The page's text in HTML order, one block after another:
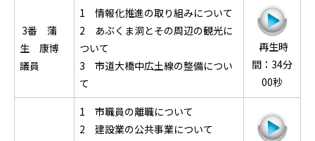
3番 蒲
生 康博
議員
1 情報化推進の取り組みについて
2 あぶくま洞とその周辺の観光に
ついて
3 市道大橋中広土線の整備につい
て
再生時
間：34分
00秒
1 市職員の離職について
2 建設業の公共事業について